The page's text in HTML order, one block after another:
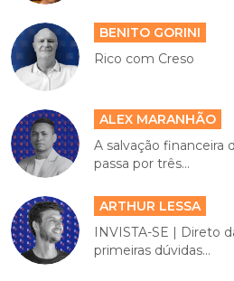
BENITO GORINI
Rico com Creso
ALEX MARANHÃO
A salvação financeira
passa por três...
ARTHUR LESSA
INVISTA-SE | Direto
primeiras dúvidas...